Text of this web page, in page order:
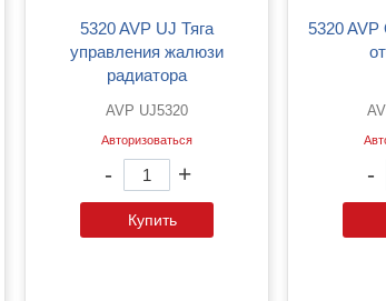
5320 AVP UJ Тяга
управления жалюзи
радиатора
AVP UJ5320
Авторизоваться
- +
Купить
5320 AVP ОL Комплект тяг
-